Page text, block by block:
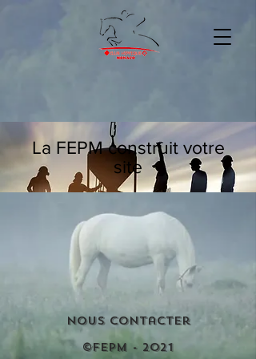
La FEPM construit votre
site
©FEPM - 2021
Nous contacter